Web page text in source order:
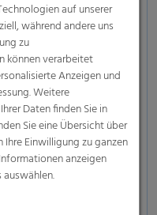
z. B. Tiefkühlpizza,
Kontakt
Flaschen uvm.
wie
auf unserer
während andere uns
zu
können verarbeitet
Anzeigen und
Weitere
Daten finden Sie in
Sie eine Übersicht über
Einwilligung zu ganzen
anzeigen